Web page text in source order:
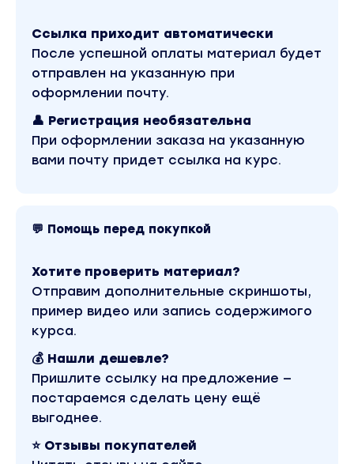
Продвижение через самовыкупы в реалиях 2023
Продвижение через внутреннюю рекламу
Wildberries.
Медиа реклама Wildberries.
Перекрестные ссылки.
Оптимизация загрузки складов. Формирование
Работа с отчетами.
Коррекция распределения согласно данным
отчетов.
ЧТО не входит
Таможенное оформление при ввозе товара.
Сертификаты/декларирование и прочие
разрешительные документы для вашего товара.
Ссылка приходит автоматически
После успешной оплаты материал будет
отправлен на указанную при
оформлении почту.
👤 Регистрация необязательна
При оформлении заказа на указанную
вами почту придет ссылка на курс.
💬 Помощь перед покупкой
Хотите проверить материал?
Отправим дополнительные скриншоты,
пример видео или запись содержимого
курса.
💰 Нашли дешевле?
Пришлите ссылку на предложение —
постараемся сделать цену ещё
выгоднее.
⭐ Отзывы покупателей